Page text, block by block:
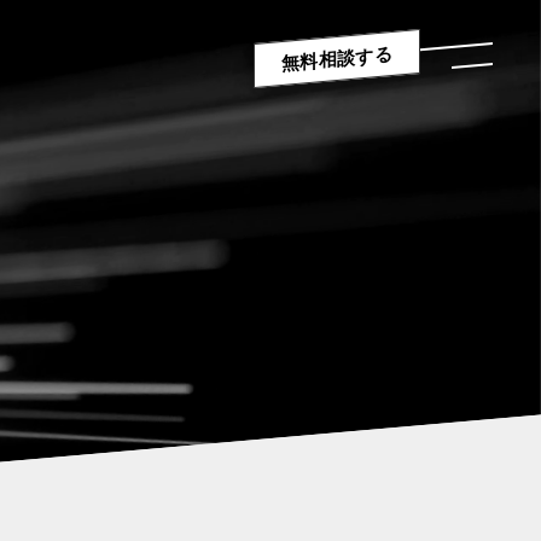
無料相談する